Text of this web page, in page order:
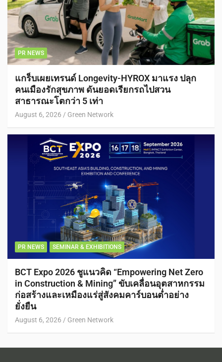
PR NEWS
แกร็บเผยเทรนด์ Longevity-HYROX มาแรง ปลุก
คนเมืองรักสุขภาพ ดันยอดเรียกรถไปสวน
สาธารณะโตกว่า 5 เท่า
August 6, 2026 Green Network
PR NEWS SEMINAR & EXHIBITIONS
BCT Expo 2026 ชูแนวคิด “Empowering Net Zero
in Construction & Mining” ขับเคลื่อนอุตสาหกรรม
ก่อสร้างและเหมืองแร่สู่สังคมคาร์บอนต่ำอย่าง
ยั่งยืน
August 6, 2026 Green Network